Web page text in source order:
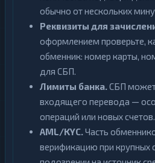
обычно от нескольких
Реквизиты для
оформлением проверьте,
обменник: номер карты,
для СБП.
Лимиты банка.СБП
входящего перевода —
операций или новых счетов.
AML/KYC.Часть
верификацию при крупных